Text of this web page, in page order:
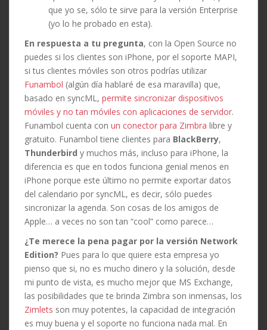
que yo se, sólo te sirve para la versión Enterprise
(yo lo he probado en esta).
En respuesta a tu pregunta, con la Open Source no
puedes si los clientes son iPhone, por el soporte MAPI,
si tus clientes móviles son otros podrías utilizar
Funambol (algún día hablaré de esa maravilla) que,
basado en syncML, permite sincronizar dispositivos
móviles y no tan móviles con aplicaciones de servidor.
Funambol cuenta con un conector para Zimbra libre y
gratuito. Funambol tiene clientes para BlackBerry,
Thunderbird y muchos más, incluso para iPhone, la
diferencia es que en todos funciona genial menos en
iPhone porque este último no permite exportar datos
del calendario por syncML, es decir, sólo puedes
sincronizar la agenda. Son cosas de los amigos de
Apple… a veces no son tan “cool” como parece…
¿Te merece la pena pagar por la versión Network
Edition? Pues para lo que quiere esta empresa yo
pienso que si, no es mucho dinero y la solución, desde
mi punto de vista, es mucho mejor que MS Exchange,
las posibilidades que te brinda Zimbra son inmensas, los
Zimlets son muy potentes, la capacidad de integración
es muy buena y el soporte no funciona nada mal. En